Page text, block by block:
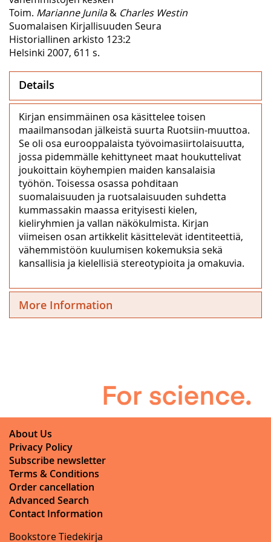
Toim. Marianne Junila& Charles Westin
Suomalaisen Kirjallisuuden Seura
Historiallinen arkisto 123:2
Helsinki 2007, 611 s.
Details
Kirjan ensimmäinen osa käsittelee toisen
maailmansodan jälkeistä suurta Ruotsiin-muuttoa.
Se oli osa eurooppalaista työvoimasiirtolaisuutta,
jossa pidemmälle kehittyneet maat houkuttelivat
joukoittain köyhempien maiden kansalaisia
työhön. Toisessa osassa pohditaan
suomalaisuuden ja ruotsalaisuuden suhdetta
kummassakin maassa erityisesti kielen,
kieliryhmien ja vallan näkökulmista. Kirjan
viimeisen osan artikkelit käsittelevät identiteettiä,
vähemmistöön kuulumisen kokemuksia sekä
kansallisia ja kielellisiä stereotypioita ja omakuvia.
More Information
About Us
Privacy Policy
Subscribe newsletter
Terms & Conditions
Order cancellation
Advanced Search
Contact Information
Bookstore Tiedekirja